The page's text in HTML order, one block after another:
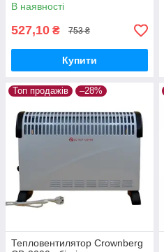
В наявності
527,10 ₴ 753 ₴
Купити
Топ продажів –28%
Тепловентилятор Crownberg